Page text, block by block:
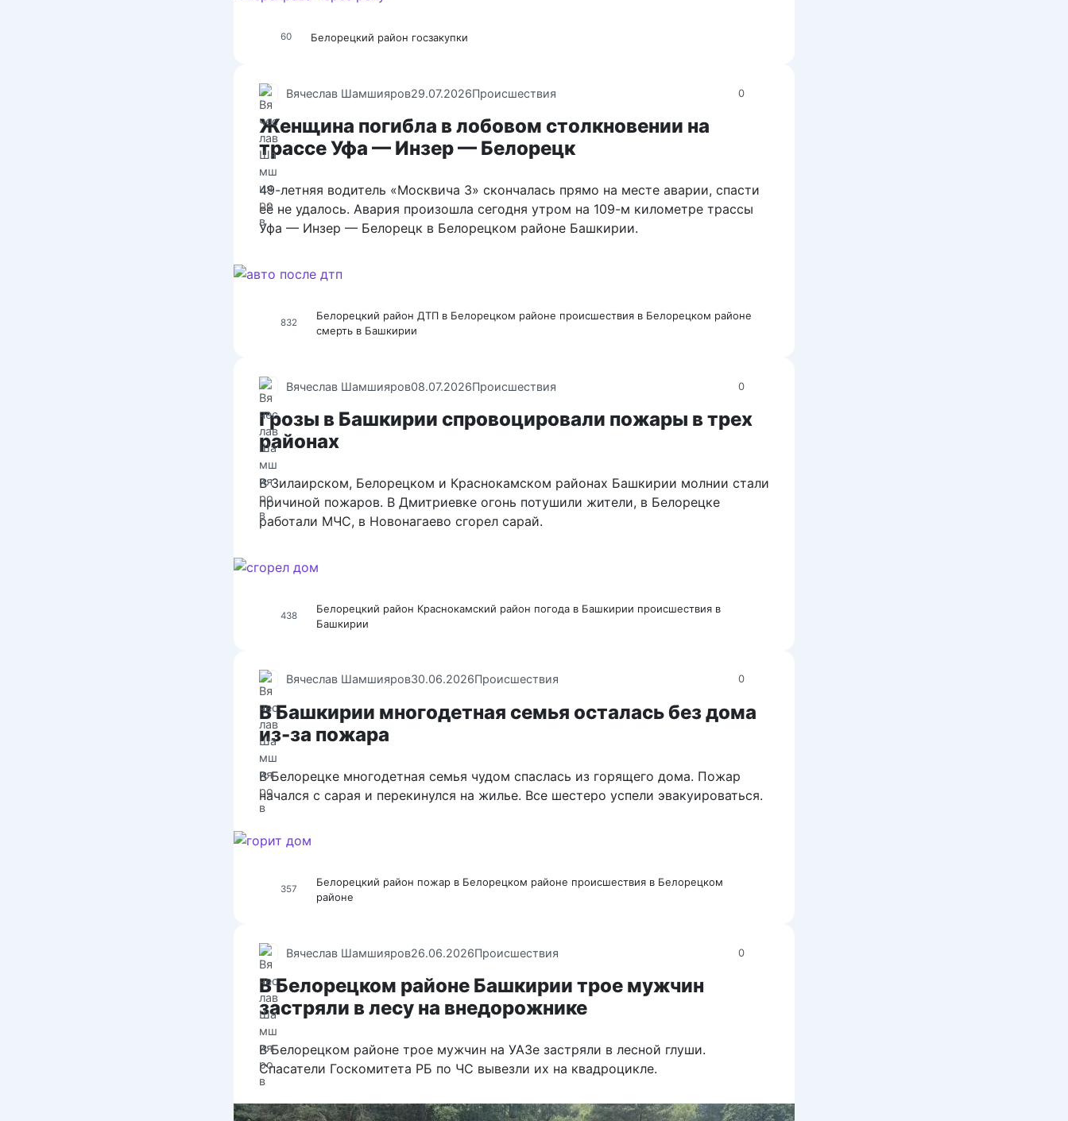
60 Белорецкий район госзакупки
0
Вячеслав Шамшияров29.07.2026Происшествия
Женщина погибла в лобовом столкновении на
трассе Уфа — Инзер — Белорецк
49-летняя водитель «Москвича 3» скончалась прямо на месте аварии, спасти
её не удалось. Авария произошла сегодня утром на 109-м километре трассы
Уфа — Инзер — Белорецк в Белорецком районе Башкирии.
832
Белорецкий район ДТП в Белорецком районе происшествия в Белорецком районе
смерть в Башкирии
0
Вячеслав Шамшияров08.07.2026Происшествия
Грозы в Башкирии спровоцировали пожары в трех
районах
В Зилаирском, Белорецком и Краснокамском районах Башкирии молнии стали
причиной пожаров. В Дмитриевке огонь потушили жители, в Белорецке
работали МЧС, в Новонагаево сгорел сарай.
438
Белорецкий район Краснокамский район погода в Башкирии происшествия в
Башкирии
0
Вячеслав Шамшияров30.06.2026Происшествия
В Башкирии многодетная семья осталась без дома
из-за пожара
В Белорецке многодетная семья чудом спаслась из горящего дома. Пожар
начался с сарая и перекинулся на жилье. Все шестеро успели эвакуироваться.
357
Белорецкий район пожар в Белорецком районе происшествия в Белорецком
районе
0
Вячеслав Шамшияров26.06.2026Происшествия
В Белорецком районе Башкирии трое мужчин
застряли в лесу на внедорожнике
В Белорецком районе трое мужчин на УАЗе застряли в лесной глуши.
Спасатели Госкомитета РБ по ЧС вывезли их на квадроцикле.